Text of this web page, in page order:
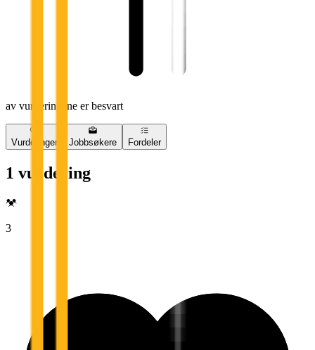
av vurderingene er besvart
Vurderinger Jobbsøkere Fordeler
1 vurdering
3